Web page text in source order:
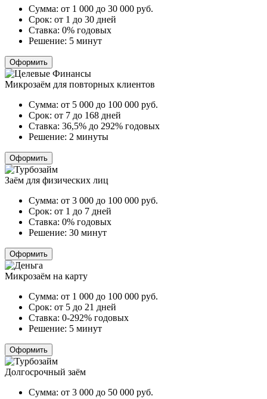
Сумма: от 1 000 до 30 000 руб.
Срок: от 1 до 30 дней
Ставка: 0% годовых
Решение: 5 минут
Оформить
Микрозаём для повторных клиентов
Сумма: от 5 000 до 100 000 руб.
Срок: от 7 до 168 дней
Ставка: 36,5% до 292% годовых
Решение: 2 минуты
Оформить
Заём для физических лиц
Сумма: от 3 000 до 100 000 руб.
Срок: от 1 до 7 дней
Ставка: 0% годовых
Решение: 30 минут
Оформить
Микрозаём на карту
Сумма: от 1 000 до 100 000 руб.
Срок: от 5 до 21 дней
Ставка: 0-292% годовых
Решение: 5 минут
Оформить
Долгосрочный заём
Сумма: от 3 000 до 50 000 руб.